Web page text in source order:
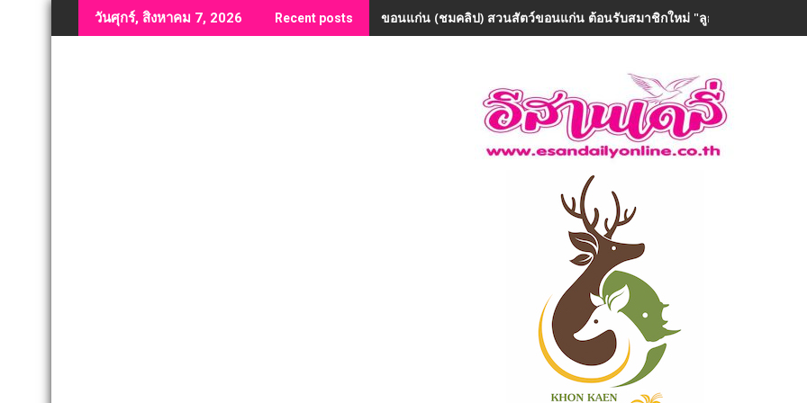
to
วันศุกร์, สิงหาคม 7, 2026 Recent posts ขอนแก่น (ชมคลิป) สวนสัตว์ขอนแก่น ต้อนรับสมาชิกใหม่ "ลูกยีราฟเพศเมีย" ค